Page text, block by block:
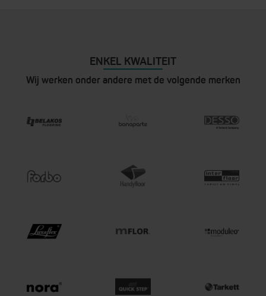
ENKEL KWALITEIT
Wij werken onder andere met de volgende merken